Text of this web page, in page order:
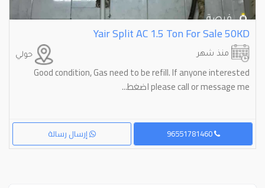
Yair Split AC 1.5 Ton For Sale 50KD
حولي منذ شهر
Good condition, Gas need to be refill. If anyone interested
please call or message me اضغط...
إرسال رسالة 96551781460